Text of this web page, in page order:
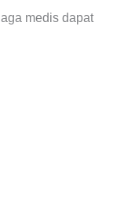
medis dapat